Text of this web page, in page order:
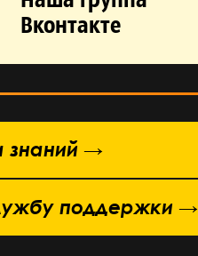
Вконтакте
знаний →
поддержки →